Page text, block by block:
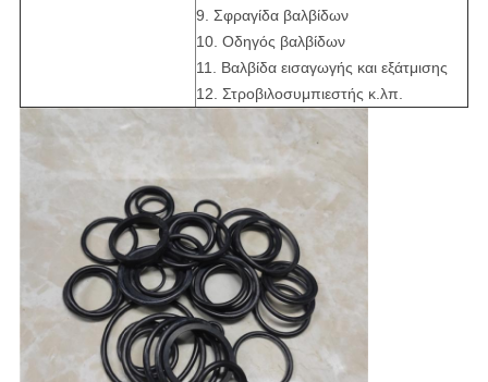
9. Σφραγίδα βαλβίδων
10. Οδηγός βαλβίδων
11. Βαλβίδα εισαγωγής και εξάτμισης
12. Στροβιλοσυμπιεστής κ.λπ.